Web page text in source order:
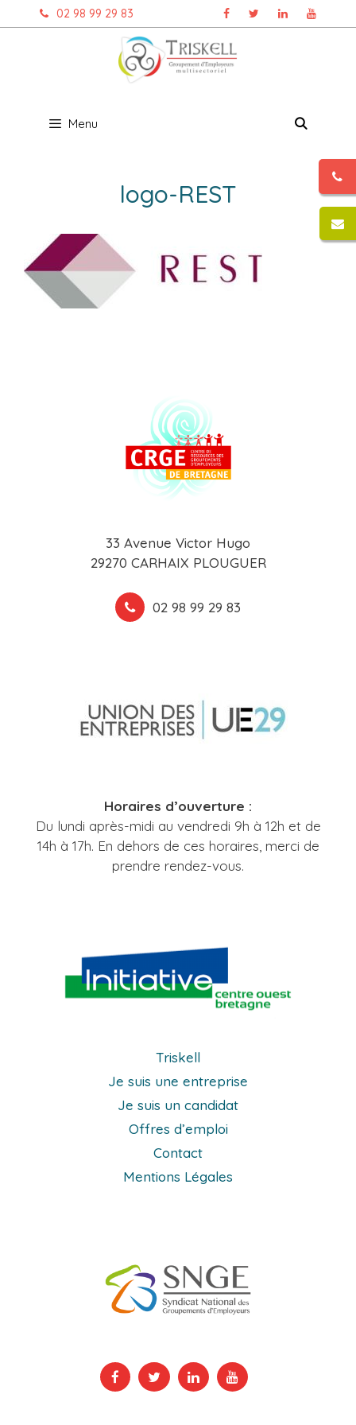
au
02 98 99 29 83
Menu
logo-REST
33 Avenue Victor Hugo
29270 CARHAIX PLOUGUER
02 98 99 29 83
Horaires d’ouverture :
Du lundi après-midi au vendredi 9h à 12h et de
14h à 17h. En dehors de ces horaires, merci de
prendre rendez-vous.
Triskell
Je suis une entreprise
Je suis un candidat
Offres d’emploi
Contact
Mentions Légales